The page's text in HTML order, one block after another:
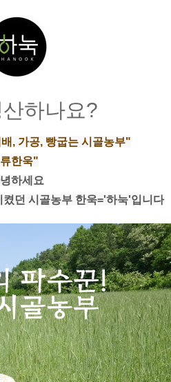
하나요?
, 가공, 빵굽는 시골농부"
한욱"
하세요
던 시골농부 한욱='하눅'입니다